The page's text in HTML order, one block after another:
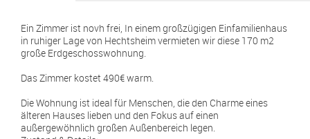
Ein Zimmer ist novh frei, In einem großzügigen Einfamilienhaus
in ruhiger Lage von Hechtsheim vermieten wir diese 170 m2
große Erdgeschosswohnung.
Das Zimmer kostet 490€ warm.
Die Wohnung ist ideal für Menschen, die den Charme eines
älteren Hauses lieben und den Fokus auf einen
außergewöhnlich großen Außenbereich legen.